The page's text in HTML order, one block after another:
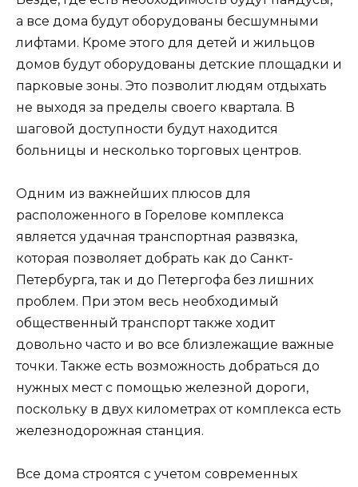
а все дома будут оборудованы бесшумными
лифтами. Кроме этого для детей и жильцов
домов будут оборудованы детские площадки и
парковые зоны. Это позволит людям отдыхать
не выходя за пределы своего квартала. В
шаговой доступности будут находится
больницы и несколько торговых центров.
Одним из важнейших плюсов для
расположенного в Горелове комплекса
является удачная транспортная развязка,
которая позволяет добрать как до Санкт-
Петербурга, так и до Петергофа без лишних
проблем. При этом весь необходимый
общественный транспорт также ходит
довольно часто и во все близлежащие важные
точки. Также есть возможность добраться до
нужных мест с помощью железной дороги,
поскольку в двух километрах от комплекса есть
железнодорожная станция.
Все дома строятся с учетом современных